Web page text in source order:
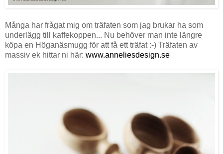
Många har frågat mig om träfaten som jag brukar ha som
underlägg till kaffekoppen... Nu behöver man inte längre
köpa en Höganäsmugg för att få ett träfat :-) Träfaten av
massiv ek hittar ni här: www.anneliesdesign.se